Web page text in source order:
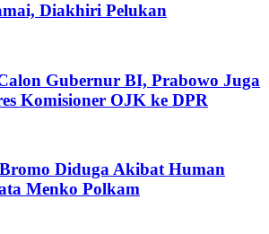
Diakhiri Pelukan
Gubernur BI, Prabowo Juga
Komisioner OJK ke DPR
Diduga Akibat Human
Menko Polkam